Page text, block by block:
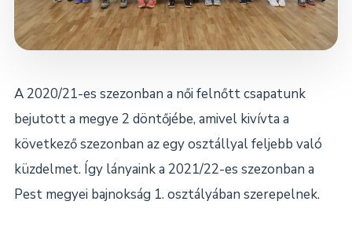
A 2020/21-es szezonban a női felnőtt csapatunk
bejutott a megye 2 döntőjébe, amivel kivívta a
következő szezonban az egy osztállyal feljebb való
küzdelmet. Így lányaink a 2021/22-es szezonban a
Pest megyei bajnokság 1. osztályában szerepelnek.